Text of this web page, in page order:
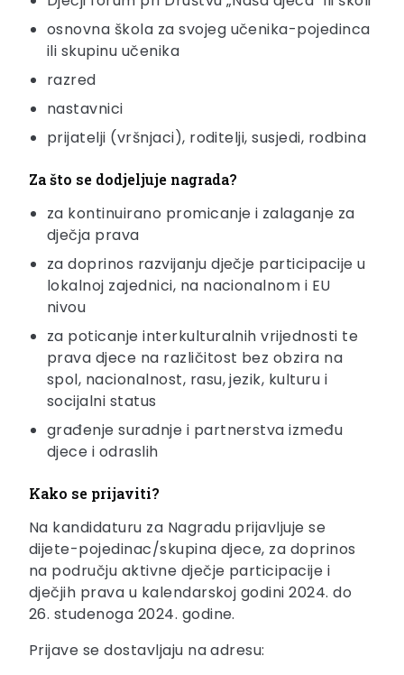
osnovna škola za svojeg učenika-pojedinca
ili skupinu učenika
razred
nastavnici
prijatelji (vršnjaci), roditelji, susjedi, rodbina
Za što se dodjeljuje nagrada?
za kontinuirano promicanje i zalaganje za
dječja prava
za doprinos razvijanju dječje participacije u
lokalnoj zajednici, na nacionalnom i EU
nivou
za poticanje interkulturalnih vrijednosti te
prava djece na različitost bez obzira na
spol, nacionalnost, rasu, jezik, kulturu i
socijalni status
građenje suradnje i partnerstva između
djece i odraslih
Kako se prijaviti?
Na kandidaturu za Nagradu prijavljuje se
dijete-pojedinac/skupina djece, za doprinos
na području aktivne dječje participacije i
dječjih prava u kalendarskoj godini 2024. do
26. studenoga 2024. godine.
Prijave se dostavljaju na adresu: